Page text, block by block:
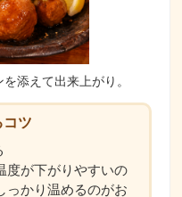
添えて出来上がり。
コツ
度が下がりやすいの
っかり温めるのがお